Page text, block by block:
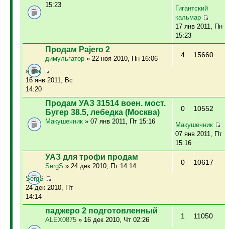
15:23
Гигантский
кальмар
17 янв 2011, Пн
15:23
Продам Pajero 2
димульгатор» 22 ноя 2010, Пн 16:06 4 15660
a.d.al
16 янв 2011, Вс
14:20
Продам УАЗ 31514 воен. мост.
Бугер 38.5, лебедка (Москва)
Макушечник» 07 янв 2011, Пт 15:16
0 10552
Макушечник
07 янв 2011, Пт
15:16
УАЗ для трофи продам
SergS » 24 дек 2010, Пт 14:14 0 10617
SergS
24 дек 2010, Пт
14:14
паджеро 2 подготовленный
ALEX0875» 16 дек 2010, Чт 02:26 1 11050